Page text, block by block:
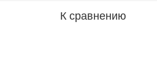
К сравнению